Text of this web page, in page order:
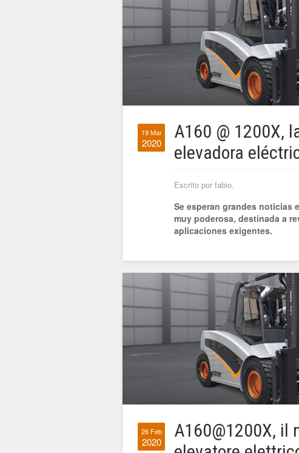
19 Mar
2020
A160 @ 1200X,
elevadora
Escrito por fabio.
Se esperan grandes noticias
muy poderosa, destinada a
aplicaciones exigentes.
26 Feb
2020
A160@1200X, il